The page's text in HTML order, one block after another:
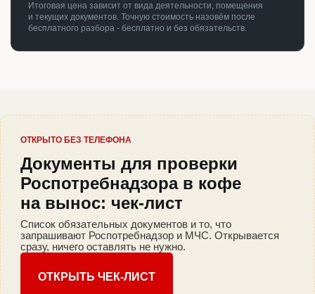
Итоговая цена зависит от вида деятельности, помещения
и текущих документов. Точную стоимость назовём после
бесплатного разбора - бесплатно и без обязательств.
ОТКРЫТО БЕЗ ТЕЛЕФОНА
Документы для проверки
Роспотребнадзора в кофе
на вынос: чек-лист
Список обязательных документов и то, что
запрашивают Роспотребнадзор и МЧС. Открывается
сразу, ничего оставлять не нужно.
ОТКРЫТЬ ЧЕК-ЛИСТ